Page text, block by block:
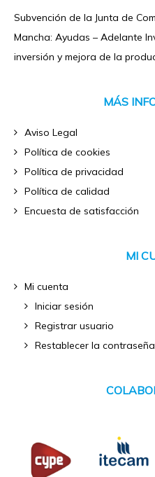
Subvención de la Junta de
Mancha: Ayudas – Adelante
inversión y mejora de la
MÁS
Aviso Legal
Política de cookies
Política de privacidad
Política de calidad
Encuesta de satisfacción
MI
Mi cuenta
Iniciar sesión
Registrar usuario
Restablecer la contraseña